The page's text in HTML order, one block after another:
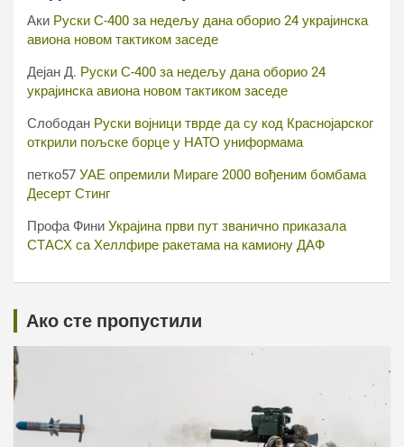
Аки Руски С-400 за недељу дана оборио 24 украјинска
авиона новом тактиком заседе
Дејан Д. Руски С-400 за недељу дана оборио 24
украјинска авиона новом тактиком заседе
Слободан Руски војници тврде да су код Краснојарског
открили пољске борце у НАТО униформама
петко57 УАЕ опремили Мираге 2000 вођеним бомбама
Десерт Стинг
Профа Фини Украјина први пут званично приказала
СТАСХ са Хеллфире ракетама на камиону ДАФ
Ако сте пропустили